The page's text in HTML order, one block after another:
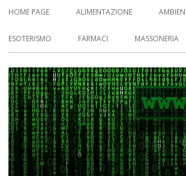
Menu
principale
HOME PAGE ALIMENTAZIONE
ESOTERISMO FARMACI MASSONERIA